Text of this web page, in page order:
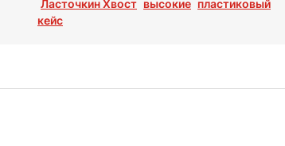
Ласточкин Хвост высокие пластиковый
кейс